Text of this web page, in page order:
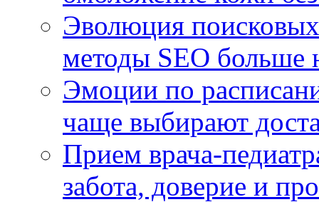
Эволюция
методы SEO больше
Эмоции по
чаще выбирают
Прием врача-
забота, доверие и